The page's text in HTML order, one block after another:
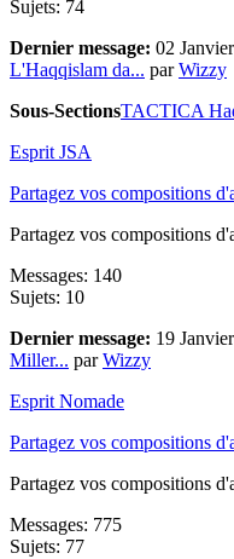
Sujets: 74
Dernier message: 02
L'Haqqislam da... parWizzy
Sous-SectionsTACTICA
Esprit JSA
Partagez vos compositions
Partagez vos compositions
Messages: 140
Sujets: 10
Dernier message: 19
Miller... parWizzy
Esprit Nomade
Partagez vos compositions
Partagez vos compositions
Messages: 775
Sujets: 77